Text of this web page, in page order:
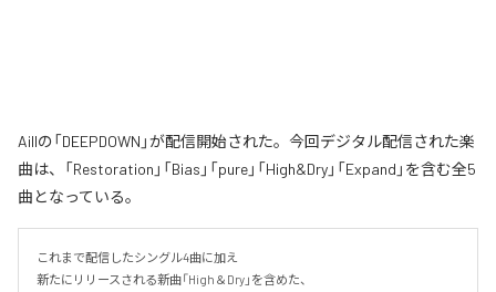
Aillの「DEEPDOWN」が配信開始された。今回デジタル配信された楽
曲は、「Restoration」「Bias」「pure」「High&Dry」「Expand」を含む全5
曲となっている。
これまで配信したシングル4曲に加え
新たにリリースされる新曲「High＆Dry」を含めた、